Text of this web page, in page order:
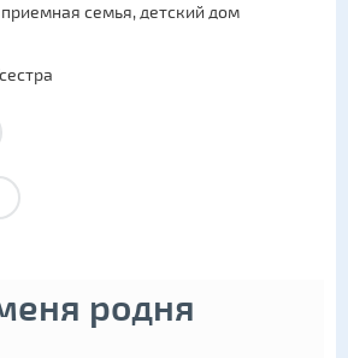
приемная семья,детский дом
родня